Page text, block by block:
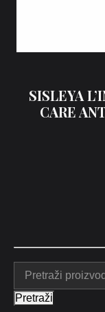
SISLEYA
CARE
Pretraži